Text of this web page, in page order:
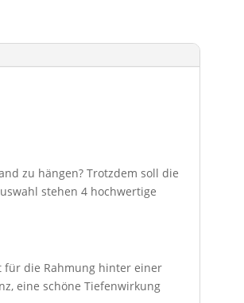
zu hängen? Trotzdem soll die
stehen 4 hochwertige
für die Rahmung hinter einer
eine schöne Tiefenwirkung